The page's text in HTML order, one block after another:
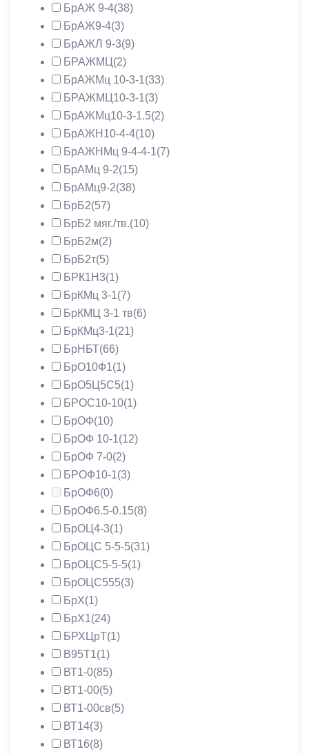
БрАЖ 9-4(38)
БрАЖ9-4(3)
БрАЖЛ 9-3(9)
БРАЖМЦ (2)
БрАЖМц 10-3-1(33)
БРАЖМЦ10-3-1(3)
БрАЖМц10-3-1.5(2)
БрАЖН10-4-4(10)
БрАЖНМц 9-4-4-1(7)
БрАМц 9-2(15)
БрАМц9-2(38)
БрБ2(57)
БрБ2 мяг./тв.(10)
БрБ2м(2)
БрБ2т(5)
БРК1Н3(1)
БрКМц 3-1(7)
БрКМЦ 3-1 тв(6)
БрКМц3-1(21)
БрНБТ(66)
БрО10Ф1(1)
БрО5Ц5С5(1)
БРОС10-10(1)
БрОФ(10)
БрОФ 10-1(12)
БрОФ 7-0(2)
БРОФ10-1(3)
БрОФ6(0)
БрОФ6.5-0.15(8)
БрОЦ4-3(1)
БрОЦС 5-5-5(31)
БрОЦС5-5-5(1)
БрОЦС555(3)
БрХ(1)
БрХ1(24)
БРХЦрТ(1)
В95Т1(1)
ВТ1-0(85)
ВТ1-00(5)
ВТ1-00св(5)
ВТ14(3)
ВТ16(8)